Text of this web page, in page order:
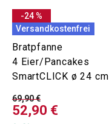
-24 %
Versandkostenfrei
Bratpfanne
4 Eier/Pancakes
SmartCLICK ø 24 cm
69,90 €
52,90 €